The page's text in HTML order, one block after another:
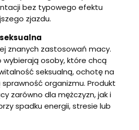
bez typowego efektu
zjazdu.
znanych zastosowań macy.
osoby, które chcą
seksualną, ochotę na
organizmu. Produkt
zarówno dla mężczyzn, jak i
spadku energii, stresie lub